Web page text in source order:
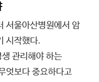
서울아산병원에서 암
시작했다.
관리해야 하는
엇보다 중요하다고